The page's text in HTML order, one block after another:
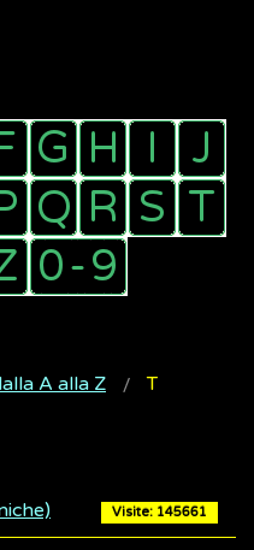
A alla Z T
Visite: 145661